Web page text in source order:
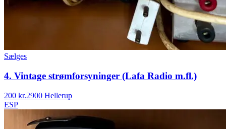
Sælges
4. Vintage strømforsyninger (Lafa Radio m.fl.)
200 kr.2900 Hellerup
ESP